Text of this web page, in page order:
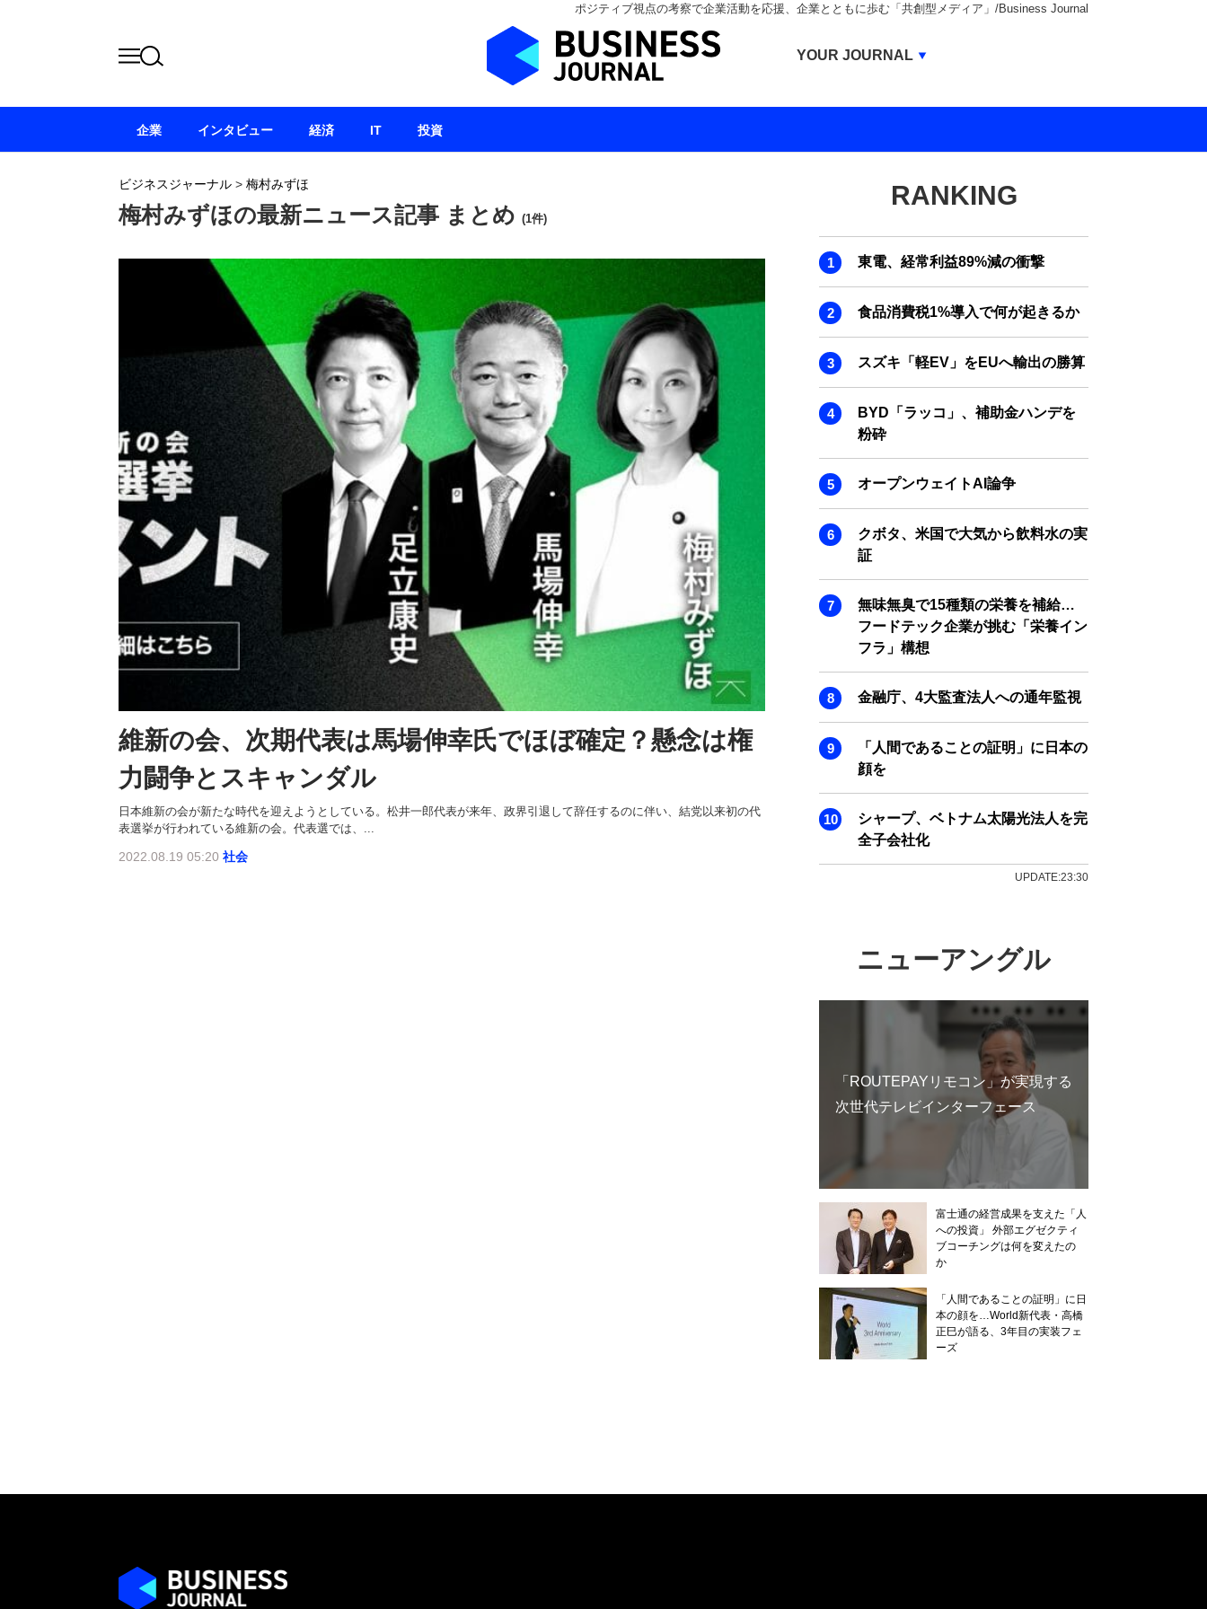
ポジティブ視点の考察で企業活動を応援、企業とともに歩む「共創型メディア」/Business Journal
ビジネスジャーナル > 梅村みずほ
梅村みずほの最新ニュース記事 まとめ (1件)
維新の会、次期代表は馬場伸幸氏でほぼ確定？懸念は権
力闘争とスキャンダル
日本維新の会が新たな時代を迎えようとしている。松井一郎代表が来年、政界引退して辞任するのに伴い、結党以来初の代
表選挙が行われている維新の会。代表選では、...
2022.08.19 05:20 社会
RANKING
東電、経常利益89%減の衝撃
食品消費税1%導入で何が起きるか
スズキ「軽EV」をEUへ輸出の勝算
BYD「ラッコ」、補助金ハンデを
粉砕
オープンウェイトAI論争
クボタ、米国で大気から飲料水の実
証
無味無臭で15種類の栄養を補給…
フードテック企業が挑む「栄養イン
フラ」構想
金融庁、4大監査法人への通年監視
「人間であることの証明」に日本の
顔を
シャープ、ベトナム太陽光法人を完
全子会社化
UPDATE:23:30
ニューアングル
「ROUTEPAYリモコン」が実現する
次世代テレビインターフェース
富士通の経営成果を支えた「人
への投資」 外部エグゼクティ
ブコーチングは何を変えたの
か
「人間であることの証明」に日
本の顔を…World新代表・高橋
正巳が語る、3年目の実装フェ
ーズ
企業 インタビュー 経済 IT 投資
YOUR JOURNAL
BUSINESS JOURNAL
IVS JOURNAL
ENERGY MANAGEMENT JOURNAL
INBOUND JOURNAL
LIFE ENDING JOURNAL
AI JOURNAL
REAL ESTATE BROKERAGE JOURNAL
SMART MARKETING JOURNAL
BPaaS JOURNAL
ADOPTABLE DOG JOURNAL